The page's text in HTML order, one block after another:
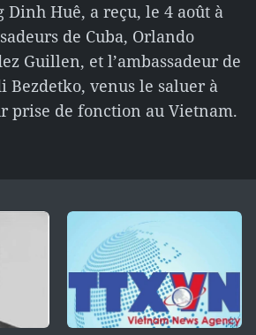
Dinh Huê, a reçu, le 4 août à
de Cuba, Orlando
Guillen, et l’ambassadeur de
Bezdetko, venus le saluer à
prise de fonction au Vietnam.